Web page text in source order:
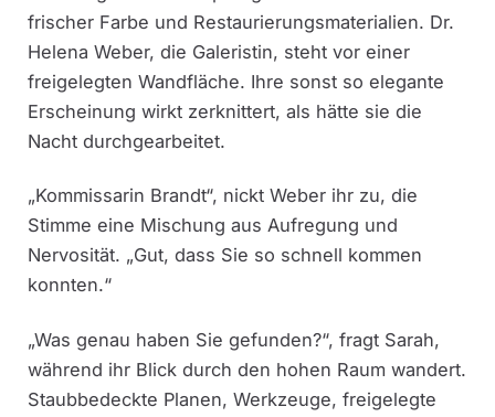
frischer Farbe und Restaurierungsmaterialien. Dr.
Helena Weber, die Galeristin, steht vor einer
freigelegten Wandfläche. Ihre sonst so elegante
Erscheinung wirkt zerknittert, als hätte sie die
Nacht durchgearbeitet.
„Kommissarin Brandt“, nickt Weber ihr zu, die
Stimme eine Mischung aus Aufregung und
Nervosität. „Gut, dass Sie so schnell kommen
konnten.“
„Was genau haben Sie gefunden?“, fragt Sarah,
während ihr Blick durch den hohen Raum wandert.
Staubbedeckte Planen, Werkzeuge, freigelegte